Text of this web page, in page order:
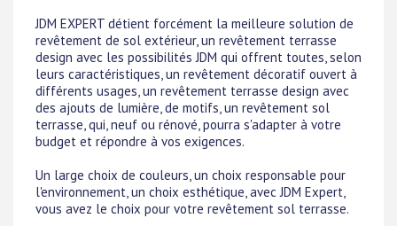
JDM EXPERT détient forcément la meilleure solution de
revêtement de sol extérieur, un revêtement terrasse
design avec les possibilités JDM qui offrent toutes, selon
leurs caractéristiques, un revêtement décoratif ouvert à
différents usages, un revêtement terrasse design avec
des ajouts de lumière, de motifs, un revêtement sol
terrasse, qui, neuf ou rénové, pourra s'adapter à votre
budget et répondre à vos exigences.
Un large choix de couleurs, un choix responsable pour
l'environnement, un choix esthétique, avec JDM Expert,
vous avez le choix pour votre revêtement sol terrasse.